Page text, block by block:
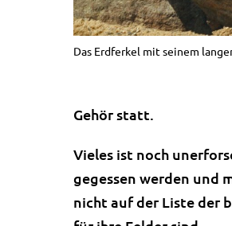
Das Erdferkel mit seinem
Gehör statt.
Vieles ist noch
gegessen werden und
nicht auf der Liste der